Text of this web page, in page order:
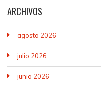
ARCHIVOS
agosto 2026
julio 2026
junio 2026